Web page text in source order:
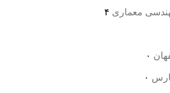
معماری ۴
۰
۰